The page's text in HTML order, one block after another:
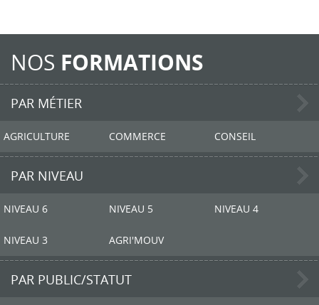
NOS FORMATIONS
PAR MÉTIER
AGRICULTURE COMMERCE CONSEIL
PAR NIVEAU
NIVEAU 6 NIVEAU 5 NIVEAU 4
NIVEAU 3 AGRI'MOUV
PAR PUBLIC/STATUT